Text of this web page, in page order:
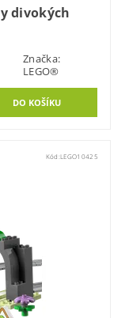
divokých
Značka:
LEGO®
Kód:LEGO10425